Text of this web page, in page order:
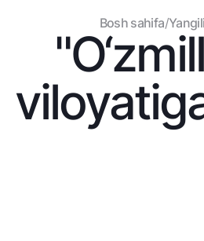
Omonatlar
Hamma uchun
Jozibali
Vozmojno vse
Bosh sahifa/